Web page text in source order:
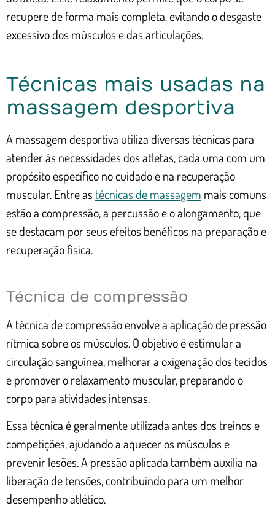
recupere de forma mais completa, evitando o desgaste
excessivo dos músculos e das articulações.
Técnicas mais usadas na
massagem desportiva
A massagem desportiva utiliza diversas técnicas para
atender às necessidades dos atletas, cada uma com um
propósito específico no cuidado e na recuperação
muscular. Entre as técnicas de massagem mais comuns
estão a compressão, a percussão e o alongamento, que
se destacam por seus efeitos benéficos na preparação e
recuperação física.
Técnica de compressão
A técnica de compressão envolve a aplicação de pressão
rítmica sobre os músculos. O objetivo é estimular a
circulação sanguínea, melhorar a oxigenação dos tecidos
e promover o relaxamento muscular, preparando o
corpo para atividades intensas.
Essa técnica é geralmente utilizada antes dos treinos e
competições, ajudando a aquecer os músculos e
prevenir lesões. A pressão aplicada também auxilia na
liberação de tensões, contribuindo para um melhor
desempenho atlético.